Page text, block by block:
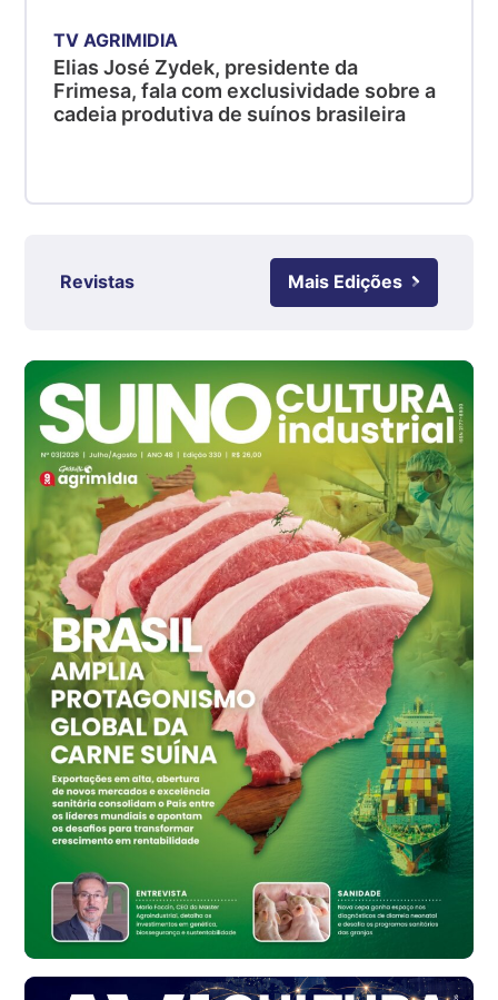
kg
Suíno - Estadual
SC
R$ 4,48
R$ 142,87
cx
Ovo Branco - Regional
Branco
R$ 145,34
cx
Ovo Vermelho - Regional
Grande São Paulo (SP)
R$ 155,59
cx
Ovo Vermelho - Regional
Vermelho
R$ 159,31
cx
Ovo Branco - Regional
Bastos (SP)
R$ 134,40
cx
Ovo Vermelho - Regional
Bastos (SP)
R$ 147,87
cx
TV AGRIMIDIA
Elias José Zydek, presidente da
Frimesa, fala com exclusividade sobre a
cadeia produtiva de suínos brasileira
Revistas Mais Edições